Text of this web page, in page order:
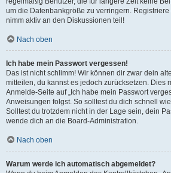
um die Datenbankgröße zu verringern.
nimm aktiv an den Diskussionen teil!
Nach oben
Ich habe mein Passwort vergessen!
Das ist nicht schlimm! Wir können dir zwar dein
mitteilen, du kannst es jedoch zurücksetzen. Dies
Anmelde-Seite auf „Ich habe mein Passwort
Anweisungen folgst. So solltest du dich schnell
Solltest du trotzdem nicht in der Lage sein, dein
wende dich an die Board-Administration.
Nach oben
Warum werde ich automatisch abgemeldet?